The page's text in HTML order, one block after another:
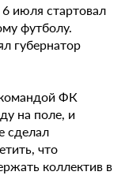
июля стартовал
футболу.
губернатор
ФК
на поле, и
сделал
что
коллектив в